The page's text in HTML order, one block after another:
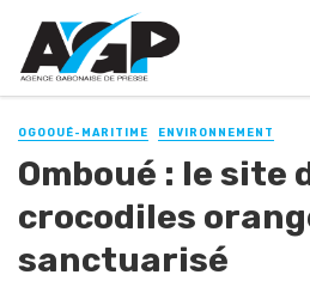
OGOOUÉ-MARITIME ENVIRONNEMENT
Omboué : le site
crocodiles
sanctuarisé